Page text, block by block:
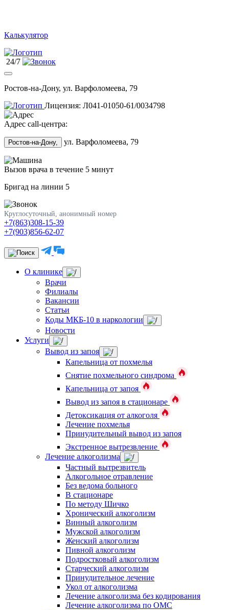
Калькулятор
24/7
Ростов-на-Дону, ул. Варфоломеева, 79
Лицензия: Л041-01050-61/0034798
Адрес call-центра:
Ростов-на-Дону, ул. Варфоломеева, 79
Вызов врача в течение 5 минут
Бригад на линии 5
Круглосуточный, анонимный номер
+7(863)308-15-39
+7(903)856-62-07
О клинике
Врачи
Филиалы
Вакансии
Статьи
Коды МКБ-10 в наркологии
Новости
Услуги
Вывод из запоя
Капельница от похмелья
Снятие похмельного синдрома
Капельница от запоя
Вывод из запоя в стационаре
Детоксикация от алкоголя
Лечение похмелья
Принудительный вывод из запоя
Экстренное вытрезвление
Лечение алкоголизма
Частный вытрезвитель
Алкогольное отравление
Без ведома больного
В стационаре
По методу Шичко
Хронический алкоголизм
Винный алкоголизм
Мужской алкоголизм
Женский алкоголизм
Пивной алкоголизм
Подростковый алкоголизм
Старческий алкоголизм
Принудительное лечение
Укол от алкоголизма
Лечение алкоголизма без кодирования
Лечение алкоголизма по ОМС